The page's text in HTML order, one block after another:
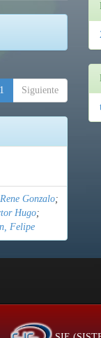
1 Siguiente
Gonzalo;
Hugo;
Felipe